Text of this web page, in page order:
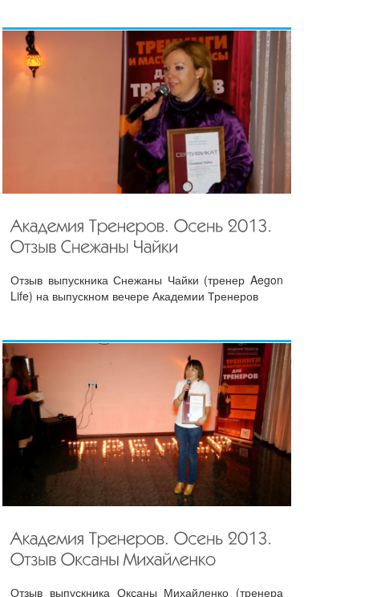
Отзыв выпускника Снежаны Чайки (тренер Aegon
Life) на выпускном вечере Академии Тренеров
Отзыв выпускника Оксаны Михайленко (тренера